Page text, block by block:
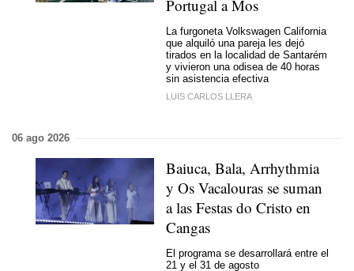
Portugal a Mos
La furgoneta Volkswagen California
que alquiló una pareja les dejó
tirados en la localidad de Santarém
y vivieron una odisea de 40 horas
sin asistencia efectiva
LUIS CARLOS LLERA
06 ago 2026
Baiuca, Bala, Arrhythmia
y Os Vacalouras se suman
a las Festas do Cristo en
Cangas
El programa se desarrollará entre el
21 y el 31 de agosto